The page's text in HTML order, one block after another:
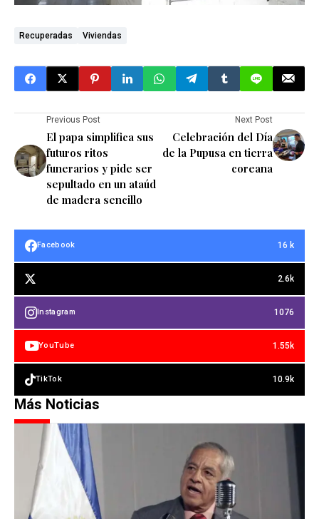
Recuperadas Viviendas
Previous Post
El papa simplifica sus
futuros ritos
funerarios y pide ser
sepultado en un ataúd
de madera sencillo
Next Post
Celebración del Día
de la Pupusa en tierra
coreana
Facebook 16 k
2.6k
Instagram 1076
YouTube 1.55k
TikTok 10.9k
Más Noticias